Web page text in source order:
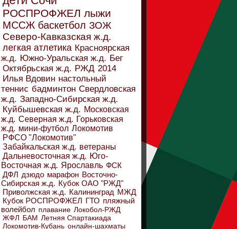
РОСПРОФЖЕЛ лыжи
МССЖ баскетбол ЗОЖ
Северо-Кавказская ж.д.
легкая атлетика Красноярская
ж.д. Южно-Уральская ж.д. Бег
Октябрьская ж.д. РЖД 2014
Илья Вдовин настольный
теннис бадминтон Свердловская
ж.д. Западно-Сибирская ж.д.
Куйбышевская ж.д. Московская
ж.д. Северная ж.д. Горьковская
ж.д. мини-футбол Локомотив
РФСО "Локомотив"
Забайкальская ж.д. ветераны
Дальневосточная ж.д. Юго-
Восточная ж.д. Ярославль ФСК
ДФЛ дзюдо марафон Восточно-
Сибирская ж.д. Кубок ОАО "РЖД"
Приволжская ж.д. Калининград МЖД
Кубок РОСПРОФЖЕЛ ГТО пляжный
волейбол плавание Локобол-РЖД
ЖФЛ БАМ Летняя Спартакиада
Локомотив-Кубань онлайн-шахматы